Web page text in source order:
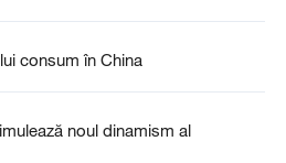
consum în China
noul dinamism al